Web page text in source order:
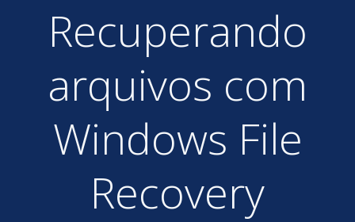
Recuperando
arquivos com
Windows File
Recovery